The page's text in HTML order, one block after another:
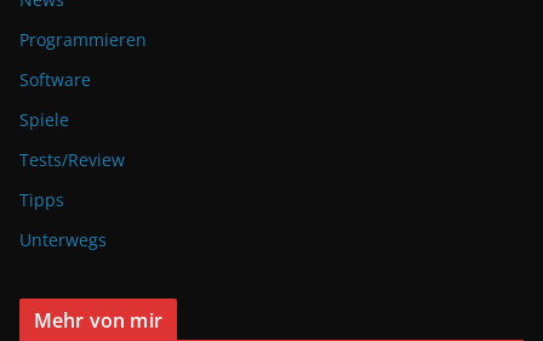
Programmieren
Software
Spiele
Tests/Review
Tipps
Unterwegs
Mehr von mir